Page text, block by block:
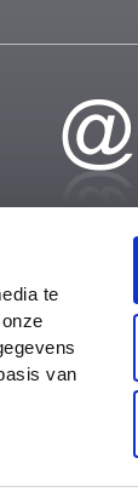
te
van
Waarloos 41a
99-09